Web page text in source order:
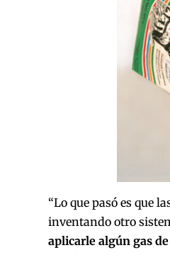
“Lo que pasó es que
inventando otro
aplicarle algún gas